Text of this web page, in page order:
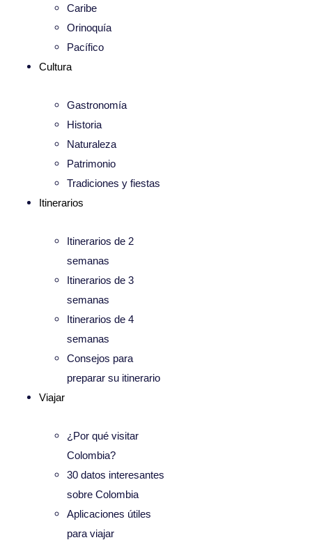
Caribe
Orinoquía
Pacífico
Cultura
Gastronomía
Historia
Naturaleza
Patrimonio
Tradiciones y fiestas
Itinerarios
Itinerarios de 2
semanas
Itinerarios de 3
semanas
Itinerarios de 4
semanas
Consejos para
preparar su itinerario
Viajar
¿Por qué visitar
Colombia?
30 datos interesantes
sobre Colombia
Aplicaciones útiles
para viajar